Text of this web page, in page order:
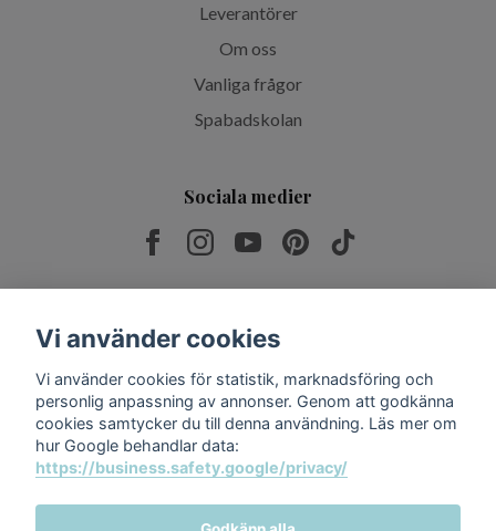
Leverantörer
Om oss
Vanliga frågor
Spabadskolan
Sociala medier
Prenumerera på vårt nyhetsbrev
Prenumerera
Vi använder cookies
Vi använder cookies för statistik, marknadsföring och
personlig anpassning av annonser. Genom att godkänna
cookies samtycker du till denna användning. Läs mer om
hur Google behandlar data:
https://business.safety.google/privacy/